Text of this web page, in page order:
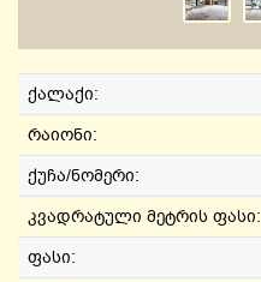
ქალაქი:
რაიონი:
ქუჩა/ნომერი:
კვადრატული მეტრის ფასი:
ფასი: